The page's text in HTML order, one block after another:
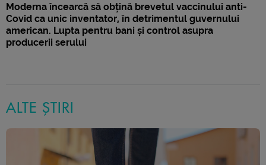
Moderna încearcă să obțină brevetul vaccinului anti-
Covid ca unic inventator, în detrimentul guvernului
american. Lupta pentru bani și control asupra
producerii serului
ALTE ȘTIRI